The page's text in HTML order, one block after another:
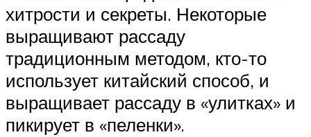
хитрости и секреты. Некоторые
выращивают рассаду
традиционным методом, кто-то
использует китайский способ, и
выращивает рассаду в «улитках» и
пикирует в «пеленки».